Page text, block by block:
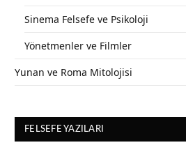
Sinema Felsefe ve Psikoloji
Yönetmenler ve Filmler
Yunan ve Roma Mitolojisi
FELSEFE YAZILARI